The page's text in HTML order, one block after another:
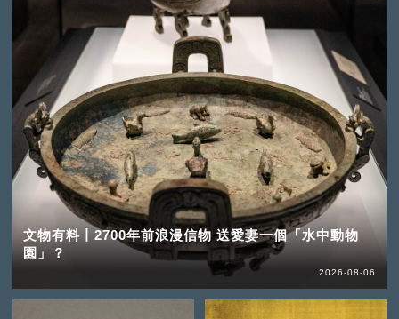
文物有料丨2700年前浪漫信物 送愛妻一個「水中動物
園」？
2026-08-06